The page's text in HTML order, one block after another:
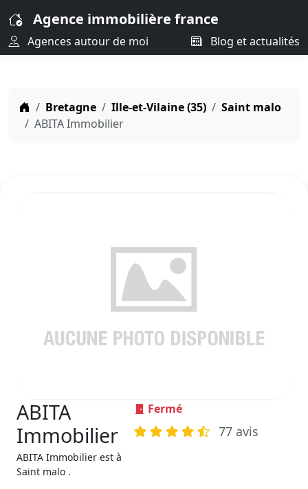
Agence immobilière france
Agences autour de moi Blog et actualités
Bretagne Ille-et-Vilaine (35)
Saint malo
ABITA Immobilier
Fermé
77 avis
ABITA
Immobilier
ABITA Immobilier est à
Saint malo .